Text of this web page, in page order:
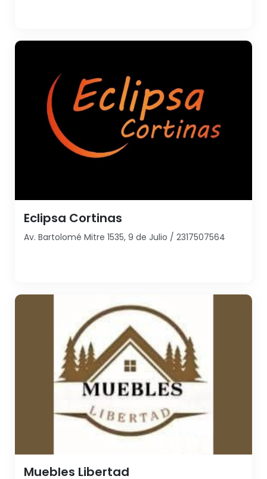
Eclipsa Cortinas
Av. Bartolomé Mitre 1535, 9 de Julio / 2317507564
Muebles Libertad